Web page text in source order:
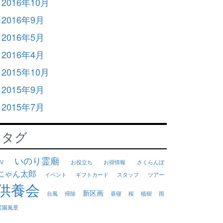
2016年9月
2016年5月
2016年4月
2015年10月
2015年9月
2015年7月
タグ
いのり霊廟 お役立ち お得情報 さくらんぼ
ゃん太郎 イベント ギフトカード スタッフ ツアー
養会 台風 掃除 新区画 昼寝 桜 植樹
雨
園風景